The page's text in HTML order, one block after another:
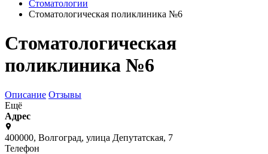
Стоматологии
Стоматологическая поликлиника №6
Стоматологическая
поликлиника №6
Описание Отзывы
Ещё
Адрес
400000, Волгоград, улица Депутатская, 7
Телефон